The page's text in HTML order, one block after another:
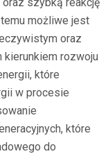
możliwe jest
oraz
kierunkiem rozwoju
które
w procesie
które
do